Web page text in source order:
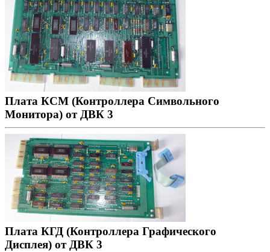
Плата КСМ (Контроллера Символьного
Монитора) от ДВК 3
Плата КГД (Контроллера Графического
Дисплея) от ДВК 3